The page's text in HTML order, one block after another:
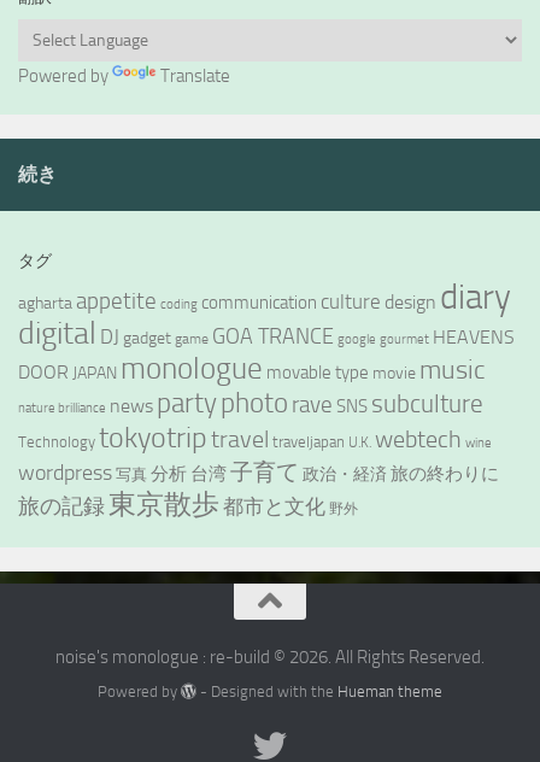
Powered by Translate
続き
タグ
agharta appetite coding communication culture design diary
digital DJ gadget game GOA TRANCE google gourmet HEAVENS
DOOR JAPAN monologue movable type movie music
nature brilliance news partyphoto rave SNS subculture
Technology tokyotriptravel traveljapan U.K. webtech wine
wordpress 写真 分析 台湾子育て 政治・経済 旅の終わりに
旅の記録東京散歩 都市と文化 野外
noise's monologue : re-build © 2026. All Rights Reserved.
Powered by - Designed with the Hueman theme